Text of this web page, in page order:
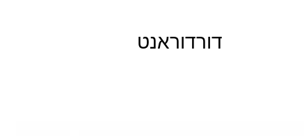
דורדוראנט